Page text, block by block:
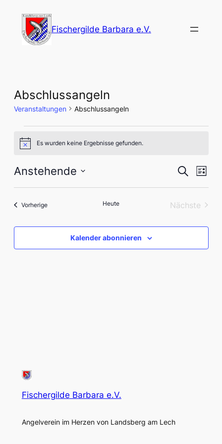
Fischergilde Barbara e.V.
Abschlussangeln
Veranstaltungen Abschlussangeln
Veranstaltungen
HinweisEs wurden keine Ergebnisse gefunden.
Suche
und
SucheListe
Anstehende
Datum
VorherigeVeranstaltungen Heute
Nächste
Kalender abonnieren
Fischergilde Barbara e.V.
Angelverein im Herzen von Landsberg am Lech